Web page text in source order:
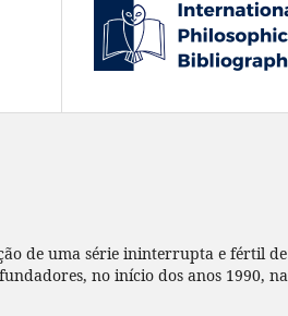
de uma série ininterrupta e fértil de
no início dos anos 1990, na